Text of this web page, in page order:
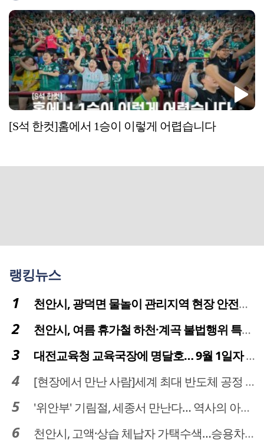
[S석 한컷]홈에서 1승이 이렇게 어렵습니다
랭킹뉴스
천안시, 광덕면 물놀이 관리지역 현장 안전점검 실시
천안시, 여름 휴가철 하천·계곡 불법행위 특별단속
대전교육청 교육국장에 명달호… 9월 1일자 181명 인사
[현장에서 만난 사람]세계 최대 반도체 공정 장비 제조 기업 ASML 한종호 매니저
'위안부' 기림절, 세종서 만난다… 역사의 아픔 치유, '평화의 장'
천안시, 고액·상습 체납자 가택수색…승용차 압류·공매 착수